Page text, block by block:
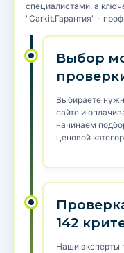
специалистами, а
"Carkit.Гарантия" -
Выбор
Выбираете
сайте и
начинаем
ценовой
142
Наши эксперты